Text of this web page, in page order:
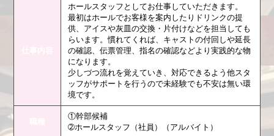
ホールスタッフとしてお仕事していただきます。
最初はホールでお客様を案内したりドリンクの提
供、アイスや灰皿の交換・片付けなどを担当しても
らいます。慣れてくれば、キャストの付回しや延長
の確認、伝票管理、指名の確認などより実践的な物
になります。
少しづつ流れを覚えていき、対応できるよう他スタ
ッフがサポートを行うので未経験でも不安は無い環
境です。
①幹部候補
➁ホールスタッフ（社員）（アルバイト）